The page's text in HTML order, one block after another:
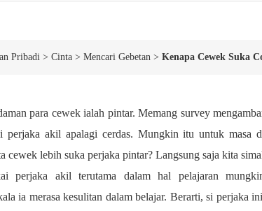
Pribadi > Cinta > Mencari Gebetan > Kenapa Cewek Suka
para cewek ialah pintar. Memang survey
perjaka akil apalagi cerdas. Mungkin itu untuk masa
cewek lebih suka perjaka pintar? Langsung saja kita
perjaka akil terutama dalam hal pelajaran
ia merasa kesulitan dalam belajar. Berarti, si perjaka